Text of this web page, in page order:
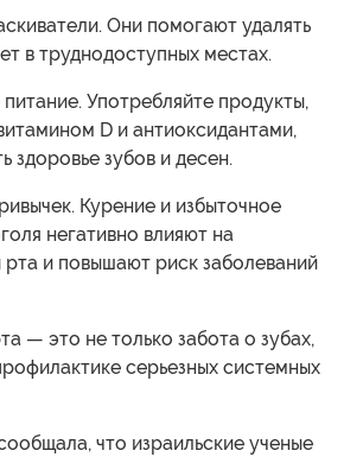
Они помогают удалять
в труднодоступных местах.
Употребляйте продукты,
D и антиоксидантами,
здоровье зубов и десен.
Курение и избыточное
негативно влияют на
и повышают риск заболеваний
— это не только забота о зубах,
серьезных системных
что израильские ученые